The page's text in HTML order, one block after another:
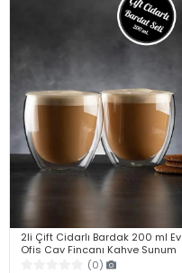
2li Çift Cidarlı Bardak 200 ml Ev
Ofis Çay Fincanı Kahve Sunum
Bardağı Dayanıklı Kupa Cam
(0)